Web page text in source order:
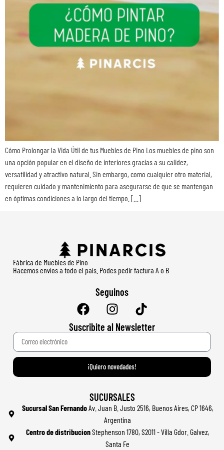
Cómo Prolongar la Vida Útil de tus Muebles de Pino Los muebles de pino son
una opción popular en el diseño de interiores gracias a su calidez,
versatilidad y atractivo natural. Sin embargo, como cualquier otro material,
requieren cuidado y mantenimiento para asegurarse de que se mantengan
en óptimas condiciones a lo largo del tiempo. […]
Fábrica de Muebles de Pino
Hacemos envíos a todo el país. Podes pedir factura A o B
Seguinos
Suscribite al Newsletter
¡Quiero novedades!
SUCURSALES
Sucursal San FernandoAv. Juan B. Justo 2516, Buenos Aires, CP 1646,
Argentina
Centro de distribucionStephenson 1780, S2011 - Villa Gdor. Galvez,
Santa Fe